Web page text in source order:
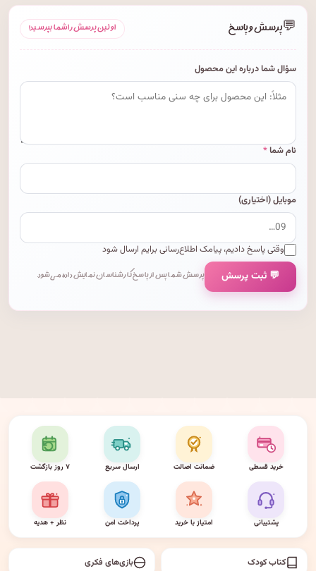
💬پرسش و پاسخ اولین پرسش را شما بپرسید!
سؤال شما درباره این محصول
نام شما*
موبایل (اختیاری)
وقتی پاسخ دادیم، پیامک اطلاع‌رسانی برایم ارسال شود
💬 ثبت پرسش پرسش شما پس از پاسخ کارشناسان نمایش داده می‌شود.
خرید قسطی ضمانت اصالت ارسال سریع ۷ روز بازگشت
پشتیبانی امتیاز با خرید پرداخت امن نظر + هدیه
کتاب کودک بازی‌های فکری